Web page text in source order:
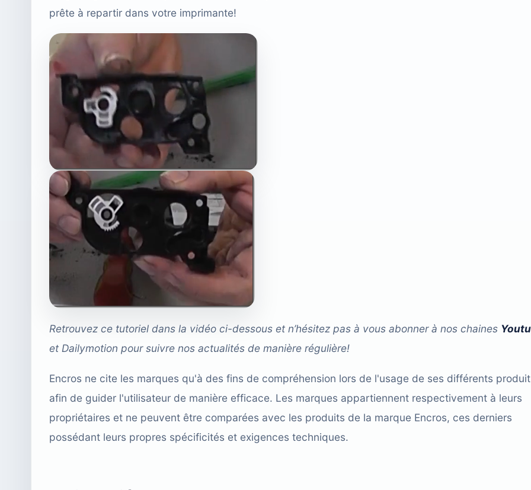
prête à repartir dans votre imprimante!
Retrouvez ce tutoriel dans la vidéo ci-dessous et n’hésitez pas à vous abonner à nos chaines
et Dailymotion pour suivre nos actualités de manière régulière!
Encros ne cite les marques qu'à des fins de compréhension lors de l'usage de ses différents
afin de guider l'utilisateur de manière efficace. Les marques appartiennent respectivement à leurs
propriétaires et ne peuvent être comparées avec les produits de la marque Encros, ces derniers
possédant leurs propres spécificités et exigences techniques.